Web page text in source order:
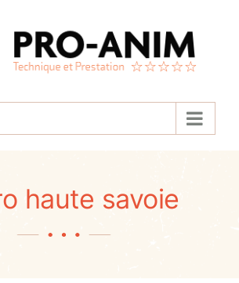
haute savoie